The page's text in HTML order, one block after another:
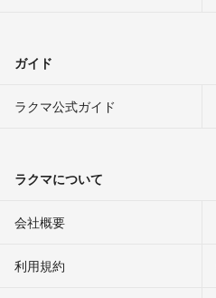
ガイド
ラクマ公式ガイド
ラクマについて
会社概要
利用規約